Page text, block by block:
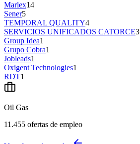
Marlex14
Sener5
TEMPORAL QUALITY4
SERVICIOS UNIFICADOS CATORCE3
Group Idea1
Grupo Cobra1
Jobleads1
Oxigent Technologies1
RDT1
Oil Gas
11.455 ofertas de empleo